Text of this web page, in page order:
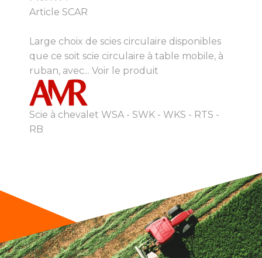
Article SCAR
Large choix de scies circulaire disponibles
que ce soit scie circulaire à table mobile, à
ruban, avec... Voir le produit
Scie à chevalet WSA - SWK - WKS - RTS -
RB